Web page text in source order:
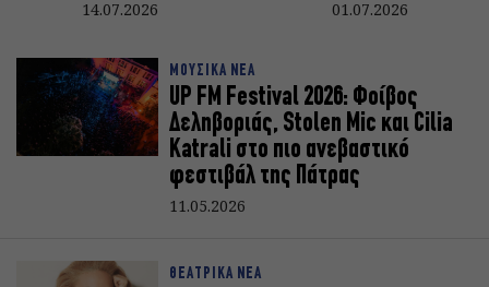
14.07.2026 01.07.2026
ΜΟΥΣΙΚΑ ΝΕΑ
UP FM Festival 2026: Φοίβος
Δεληβοριάς, Stolen Mic και Cilia
Katrali στο πιο ανεβαστικό
φεστιβάλ της Πάτρας
11.05.2026
ΘΕΑΤΡΙΚΑ ΝΕΑ